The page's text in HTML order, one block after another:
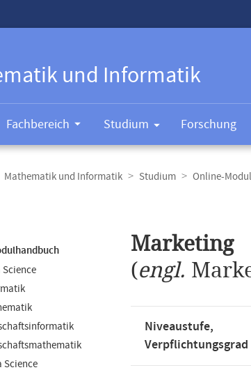
und Informatik
Fachbereich Studium Forschung
Mathematik und Informatik Studium Online-
Science
Science
Marketing
(engl.
Niveaustufe,
Verpflichtungsgrad